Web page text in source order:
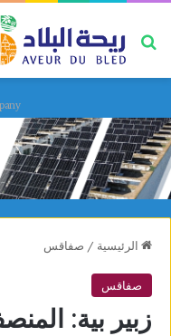
بحث عن
الرئيسية / صفاقس
صفاقس
زبير بية: